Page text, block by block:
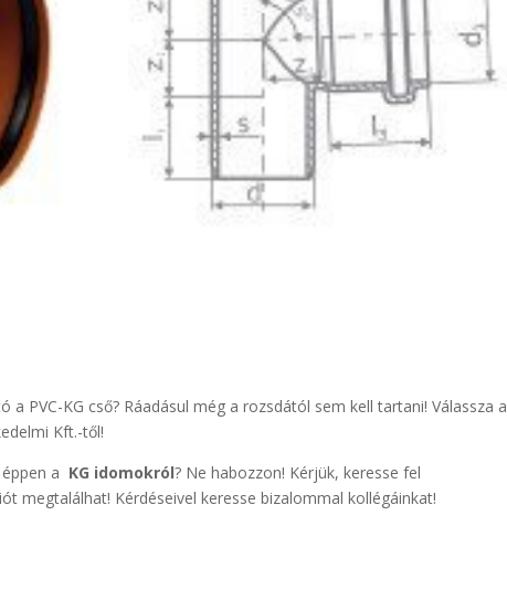
a PVC-KG cső? Ráadásul még a rozsdától sem kell tartani! Válassza a
Kft.-től!
a KG idomokról? Ne habozzon! Kérjük, keresse fel
megtalálhat! Kérdéseivel keresse bizalommal kollégáinkat!